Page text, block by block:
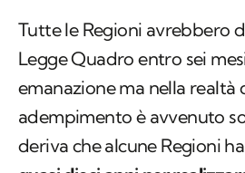
Tutte le Regioni avrebbero
Legge Quadro entro sei
emanazione ma nella realtà
adempimento è avvenuto
deriva che alcune Regioni